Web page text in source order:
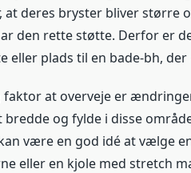
at deres bryster bliver større
den rette støtte. Derfor er
eller plads til en bade-bh,
faktor at overveje er
bredde og fylde i disse
være en god idé at vælge
eller en kjole med stretch